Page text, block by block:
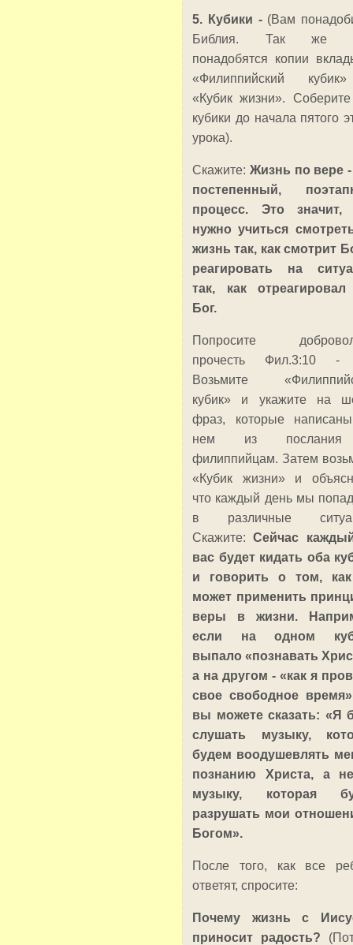
5. Кубики - (Вам
Библия. Так же
понадобятся копии
«Филиппийский
«Кубик жизни».
кубики до начала пятого
урока).
Скажите: Жизнь по вере -
постепенный,
процесс. Это значит,
нужно учиться
жизнь так, как смотрит
реагировать на
так, как
Бог.
Попросите
прочесть Фил.3:10 -
Возьмите
кубик» и укажите на
фраз, которые
нем из
филиппийцам. Затем
«Кубик жизни» и
что каждый день мы
в различные
Скажите:Сейчас
вас будет кидать оба
и говорить о том,
может применить
веры в жизни.
если на одном
выпало «познавать
а на другом - «как я
свое свободное
вы можете сказать: «Я
слушать музыку,
будем воодушевлять
познанию Христа, а
музыку, которая
разрушать мои
Богом».
После того, как все
ответят, спросите:
Почему жизнь с
приносит радость?